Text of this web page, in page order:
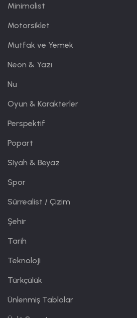
Minimalist
Motorsiklet
Mutfak ve Yemek
Neon & Yazı
Nu
Oyun & Karakterler
Perspektif
Popart
Siyah & Beyaz
Spor
Sürrealist / Çizim
Şehir
Tarih
Teknoloji
Türkçülük
Ünlenmiş Tablolar